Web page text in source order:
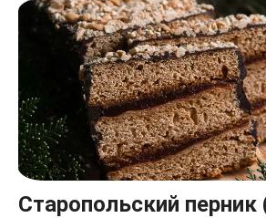
Старопольский перник